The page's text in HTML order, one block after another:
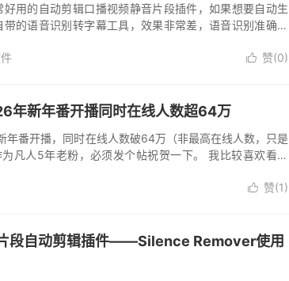
好用的自动剪辑口播视频静音片段插件，如果想要自动生
的语音识别转字幕工具，效果非常差，语音识别准确率
 赞(0)
年新年番开播同时在线人数超64万
年番开播，同时在线人数破64万（非最高在线人数，只是
凡人5年老粉，必须发个帖祝贺一下。 我比较喜欢看动
 赞(1)
段自动剪辑插件——Silence Remover使用